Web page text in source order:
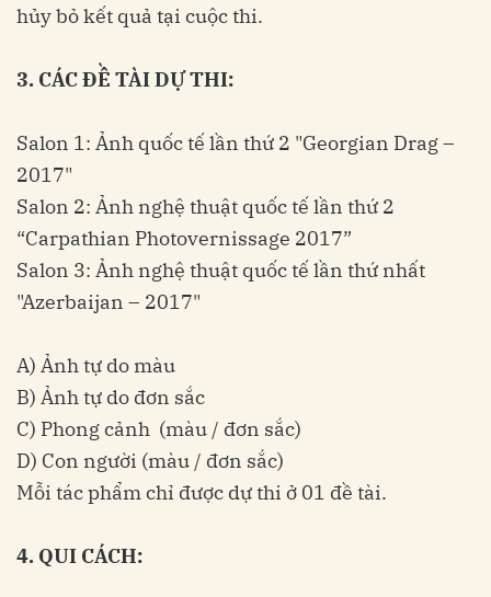
hủy bỏ kết quả tại cuộc thi.
3. CÁC ĐỀ TÀI DỰ THI:
Salon 1: Ảnh quốc tế lần thứ 2 "Georgian Drag –
2017"
Salon 2: Ảnh nghệ thuật quốc tế lần thứ 2
“Carpathian Photovernissage 2017”
Salon 3: Ảnh nghệ thuật quốc tế lần thứ nhất
"Azerbaijan – 2017"
A) Ảnh tự do màu
B) Ảnh tự do đơn sắc
C) Phong cảnh (màu / đơn sắc)
D) Con người (màu / đơn sắc)
Mỗi tác phẩm chỉ được dự thi ở 01 đề tài.
4. QUI CÁCH: